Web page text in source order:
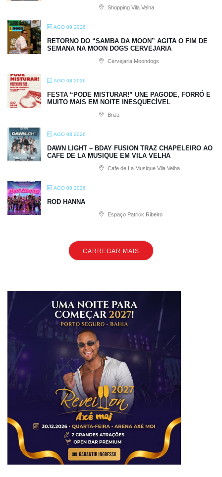
Shopping Vila Velha
AGO 08 2026
RETORNO DO “SAMBA DA MOON” AGITA O FIM DE
SEMANA NA MOON DOGS CERVEJARIA
Cervejaria Moondogs
AGO 08 2026
FESTA “PODE MISTURAR!” UNE PAGODE, FORRÓ E
MUITO MAIS EM NOITE INESQUECÍVEL
Brizz
AGO 08 2026
DAWN LIGHT – BDAY FUSION TRAZ CHAPELEIRO AO
CAFE DE LA MUSIQUE EM VILA VELHA
Cafe de La Musique Vila Velha
AGO 08 2026
ROD HANNA
Espaço Patrick Ribeiro
CARREGAR MAIS